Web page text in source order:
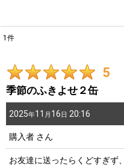
男性/年代別
～20代
30代
40代
期間:
画像:
1 件
5
季節のふきよせ２缶
2025年11 月 16 日 20:16
購入者 さん
お友達に送ったらくどすぎず